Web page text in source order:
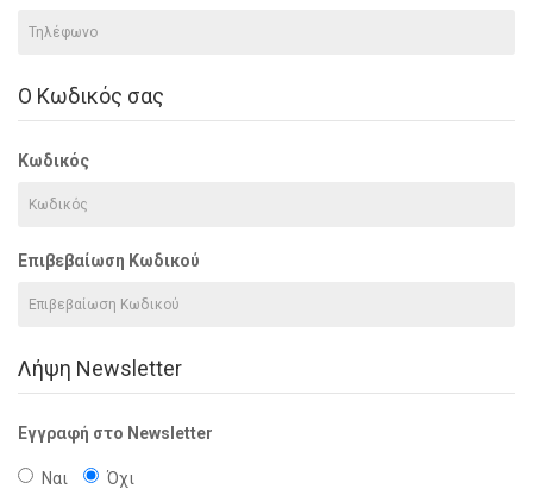
Ο Κωδικός σας
Κωδικός
Επιβεβαίωση Κωδικού
Λήψη Newsletter
Εγγραφή στο Newsletter
Ναι Όχι